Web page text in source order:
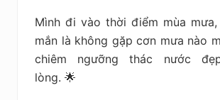
Mình đi vào thời điểm mùa
mắn là không gặp cơn mưa nào
chiêm ngưỡng thác nước
lòng. 🌟